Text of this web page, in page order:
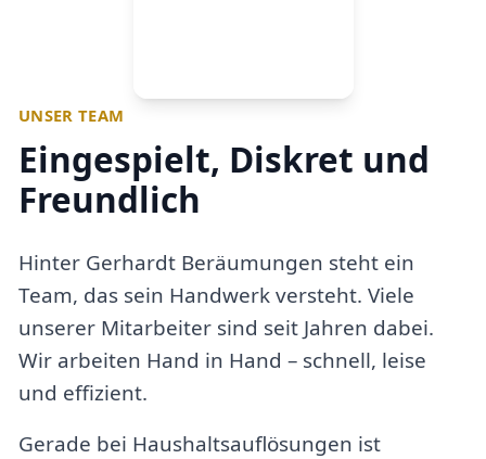
UNSER TEAM
Eingespielt, Diskret und
Freundlich
Hinter Gerhardt Beräumungen steht ein
Team, das sein Handwerk versteht. Viele
unserer Mitarbeiter sind seit Jahren dabei.
Wir arbeiten Hand in Hand – schnell, leise
und effizient.
Gerade bei Haushaltsauflösungen ist